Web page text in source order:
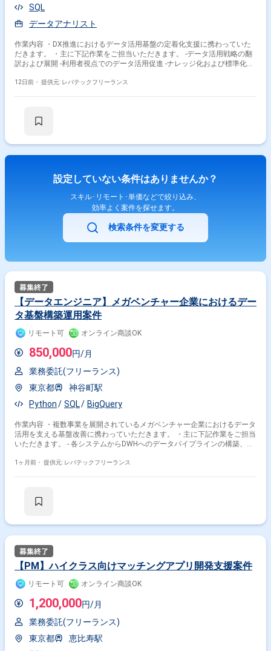
SQL
データアナリスト
作業内容 ・DX推進におけるデータ活用基盤の定着化支援に携わっていた
だきます。 ・主に下記作業をご担当いただきます。 -データ活用戦略の翻
訳および展開 -利用者視点でのデータ活用促進 -ナレッジ化および標準化と
まで
12日前・ 提供元: レバテックフリーランス
設定していない条件はありませんか？
スキル･リモート･単価などで絞り込み、
効率よく案件を探せます。
検索条件を変更する
【データエンジニア】メガベンチャー企業におけるデー
タ基盤構築運用案件
リモート可 オンライン商談OK
850,000円/月
業務委託(フリーランス)
東京都
神谷町駅
Python
SQL BigQuery
作業内容 ・複数事業を展開されているメガベンチャー企業におけるデータ
活用を支える基盤改善に携わっていただきます。 ・主に下記作業をご担当
いただきます。 - 各システムからDWHへのデータパイプラインの構築、運
やWeb開発チームとの要件調整 - データエンジニアチームにおける開発/運
1ヶ月前・ 提供元: レバテックフリーランス
【PM】ハイクラス向けマッチングアプリ開発支援案件
リモート可 オンライン商談OK
1,200,000円/月
業務委託(フリーランス)
東京都
恵比寿駅